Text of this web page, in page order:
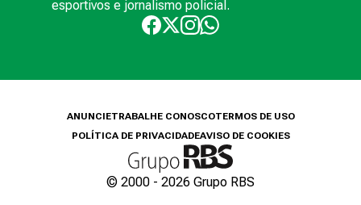
esportivos e jornalismo policial.
ANUNCIETRABALHE CONOSCOTERMOS DE USO
POLÍTICA DE PRIVACIDADEAVISO DE COOKIES
© 2000 - 2026 Grupo RBS